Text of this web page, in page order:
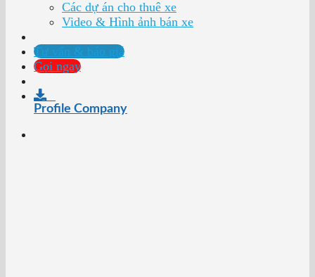
Các dự án cho thuê xe
Video & Hình ảnh bán xe
Tư vấn & báo giá
Gọi ngay
Profile Company